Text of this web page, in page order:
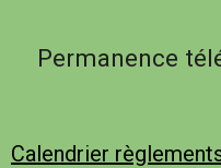
Permanence
Calendrier